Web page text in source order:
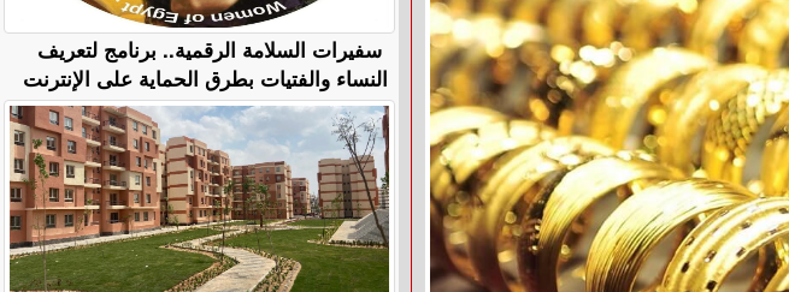
سفيرات السلامة الرقمية.. برنامج لتعريف
النساء والفتيات بطرق الحماية على الإنترنت